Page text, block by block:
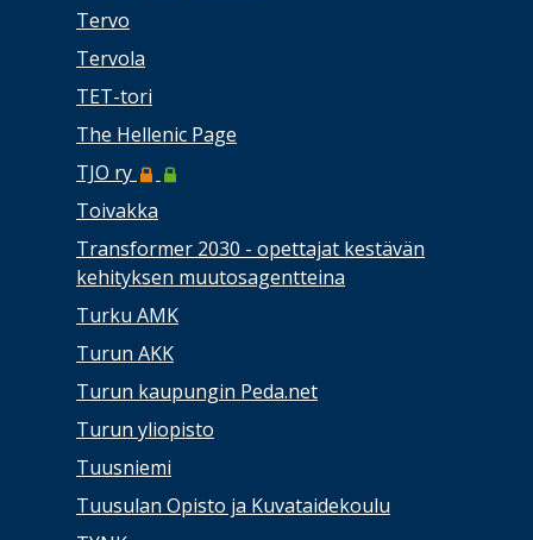
Tervo
Tervola
TET-tori
The Hellenic Page
TJO ry
Toivakka
Transformer 2030 - opettajat kestävän
kehityksen muutosagentteina
Turku AMK
Turun AKK
Turun kaupungin Peda.net
Turun yliopisto
Tuusniemi
Tuusulan Opisto ja Kuvataidekoulu